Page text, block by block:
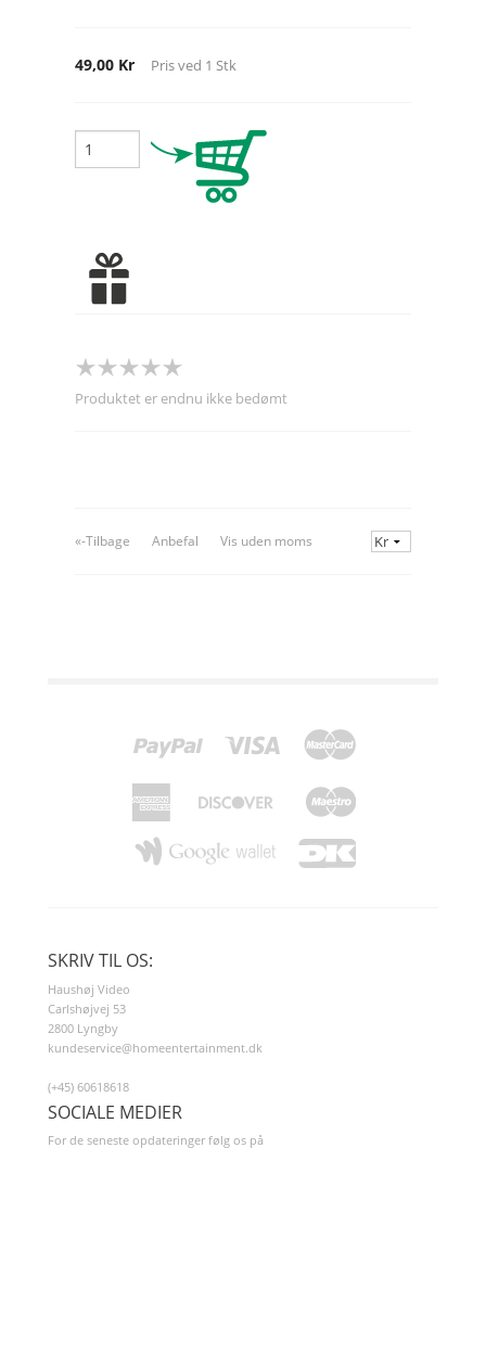
49,00 Kr Pris ved 1 Stk
Produktet er endnu ikke bedømt
«-Tilbage Anbefal Vis uden moms
SKRIV TIL OS:
Haushøj Video
Carlshøjvej 53
2800 Lyngby
kundeservice@homeentertainment.dk
(+45) 60618618
SOCIALE MEDIER
For de seneste opdateringer følg os på